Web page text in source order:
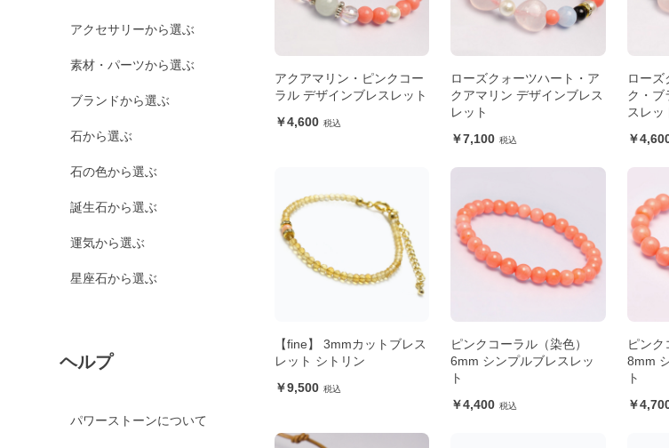
アクセサリーから選ぶ
素材・パーツから選ぶ
ブランドから選ぶ
石から選ぶ
石の色から選ぶ
誕生石から選ぶ
運気から選ぶ
星座石から選ぶ
ヘルプ
パワーストーンについて
アクアマリン・ピンクコー
ラル デザインブレスレット
4,600
ローズクォーツハート・ア
クアマリン デザインブレス
レット
7,100
ローズ
ク・ブ
スレッ
【fine】 3mmカットブレス
レット シトリン
9,500
ピンクコーラル（染色）
6mm シンプルブレスレッ
ト
4,400
ピンク
8mm
ト